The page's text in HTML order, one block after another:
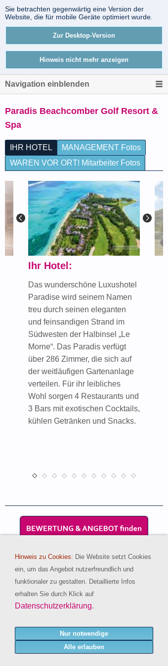
Sie betrachten gegenwärtig eine Version der
Website, die für mobile Geräte optimiert wurde.
Zur Desktop-Version
Hinweis nicht mehr anzeigen
Navigation einblenden
Paradis Beachcomber Golf Resort &
Spa
IHR HOTEL
MANAGEMENT Fotos
WAREN VOR ORT! Mitarbeiter Fotos
Ihr Hotel:
Das wunderschöne Luxushotel
Paradise wird seinem Namen
treu durch seinen eleganten
und feinsandigen Strand im
Südwesten der Halbinsel „Le
Morne“. Das Paradis verfügt
über 286 Zimmer, die sich auf
der weitläufigen Gartenanlage
verteilen. Für ihr leibliches
Wohl sorgen 4 Restaurants und
3 Bars mit exotischen Cocktails,
kühlen Getränken und Snacks.
Lassen Sie sich von den Reiseprofis
Beratungshotline:
Hinweis zu Cookies: Die Website setzt Cookies
ein, um das Angebot nutzerfreundlich und
funktionaler zu gestalten. Detaillierte Infos
erhalten Sie durch Klick auf
Datenschutzerklärung.
Nur notwendige
Alle erlauben